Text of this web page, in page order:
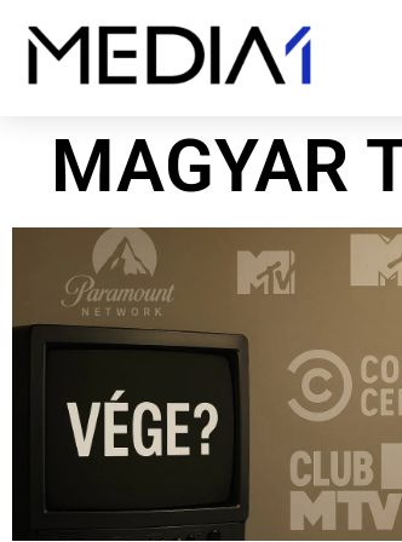
MAGYAR